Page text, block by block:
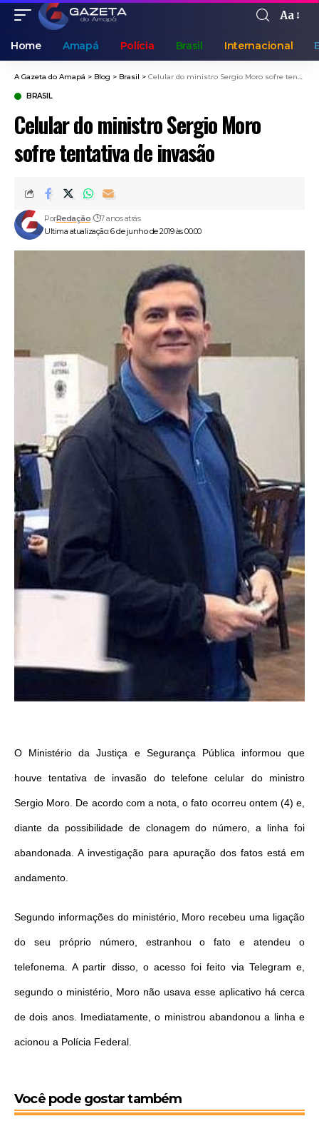
Aa
Home Amapá Polícia Brasil Internacional
A Gazeta do Amapá > Blog > Brasil > Celular do ministro Sergio Moro sofre tentativa de invasão
BRASIL
Celular do ministro Sergio Moro
sofre tentativa de invasão
Ultima atualização: 6 de junho de 2019 às 00:00
PorRedação 7 anos atrás
O Ministério da Justiça e Segurança Pública informou que
houve tentativa de invasão do telefone celular do ministro
Sergio Moro. De acordo com a nota, o fato ocorreu ontem (4) e,
diante da possibilidade de clonagem do número, a linha foi
abandonada. A investigação para apuração dos fatos está em
andamento.
Segundo informações do ministério, Moro recebeu uma ligação
do seu próprio número, estranhou o fato e atendeu o
telefonema. A partir disso, o acesso foi feito via Telegram e,
segundo o ministério, Moro não usava esse aplicativo há cerca
de dois anos. Imediatamente, o ministrou abandonou a linha e
acionou a Polícia Federal.
Você pode gostar também